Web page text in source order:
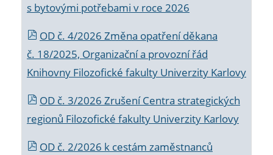
s bytovými potřebami v roce 2026
OD č. 4/2026 Změna opatření děkana
č. 18/2025, Organizační a provozní řád
Knihovny Filozofické fakulty Univerzity Karlovy
OD č. 3/2026 Zrušení Centra strategických
regionů Filozofické fakulty Univerzity Karlovy
OD č. 2/2026 k cestám zaměstnanců